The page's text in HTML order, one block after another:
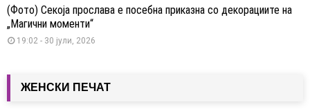
(Фото) Секоја прослава е посебна приказна со декорациите на
„Магични моменти“
19:02 - 30 јули, 2026
ЖЕНСКИ ПЕЧАТ